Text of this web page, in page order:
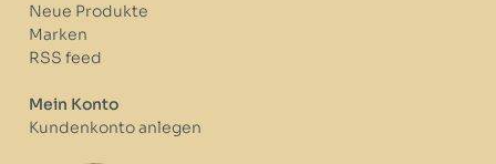
Neue Produkte
Marken
RSS feed
Mein Konto
Kundenkonto anlegen